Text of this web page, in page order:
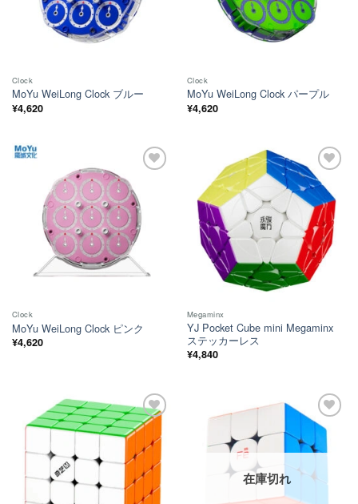
Clock
MoYu WeiLong Clock ブルー
¥4,620
Clock
MoYu WeiLong Clock パープル
¥4,620
Clock
MoYu WeiLong Clock ピンク
¥4,620
ほし
い！
Megaminx
YJ Pocket Cube mini Megaminx
ステッカーレス
¥4,840
ほし
い！
ほし
い！
在庫切れ